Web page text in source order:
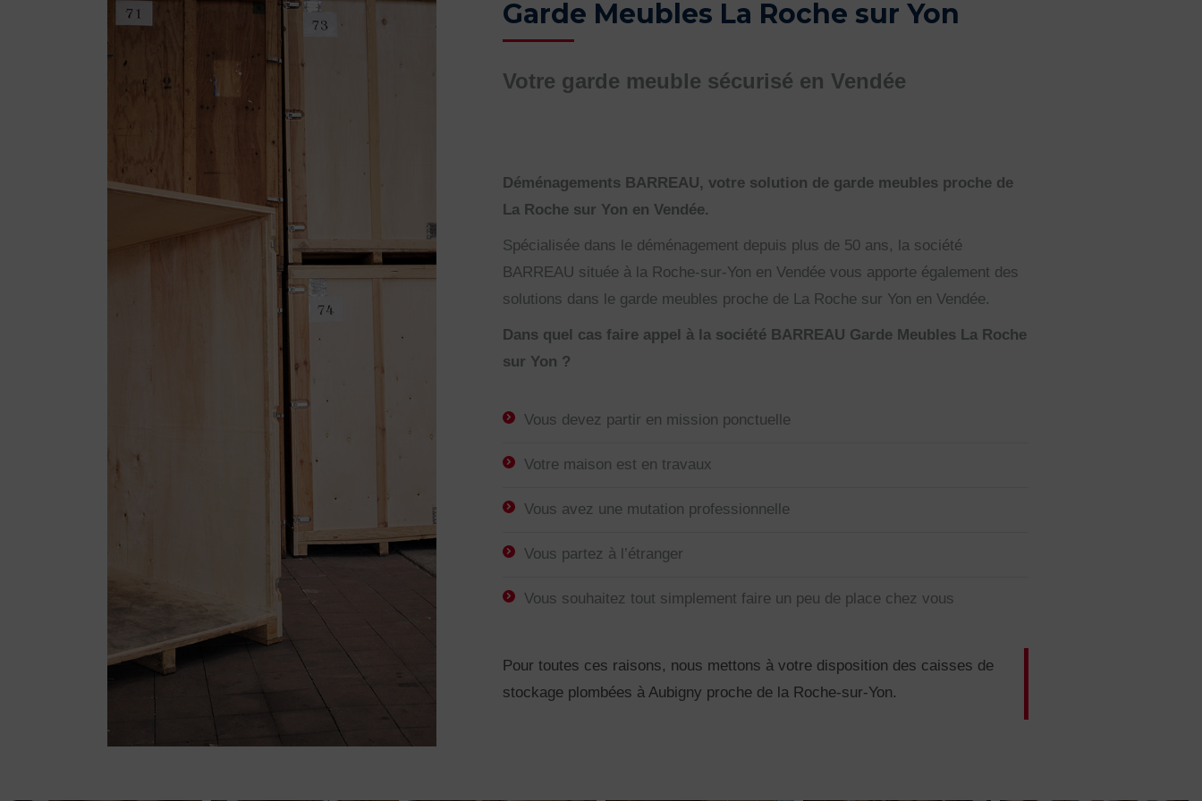
Garde Meubles La Roche sur Yon
Votre garde meuble sécurisé en Vendée
Déménagements BARREAU, votre solution de garde meubles proche de
La Roche sur Yon en Vendée.
Spécialisée dans le déménagement depuis plus de 50 ans, la société
BARREAU située à la Roche-sur-Yon en Vendée vous apporte également des
solutions dans le garde meubles proche de La Roche sur Yon en Vendée.
Dans quel cas faire appel à la société BARREAU Garde Meubles La Roche
sur Yon ?
Vous devez partir en mission ponctuelle
Votre maison est en travaux
Vous avez une mutation professionnelle
Vous partez à l’étranger
Vous souhaitez tout simplement faire un peu de place chez vous
Pour toutes ces raisons, nous mettons à votre disposition des caisses de
stockage plombées à Aubigny proche de la Roche-sur-Yon.